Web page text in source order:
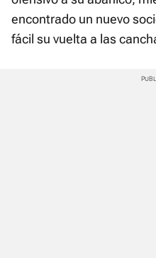
encontrado un nuevo
fácil su vuelta a las